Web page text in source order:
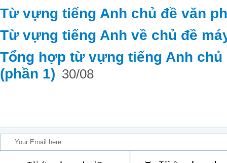
Từ vựng tiếng Anh chủ đề văn
Từ vựng tiếng Anh về chủ đề
Tổng hợp từ vựng tiếng Anh
(phần 1) 30/08